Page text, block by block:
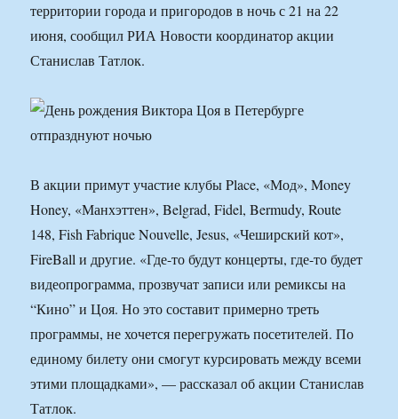
территории города и пригородов в ночь с 21 на 22
июня, сообщил РИА Новости координатор акции
Станислав Татлок.
В акции примут участие клубы Place, «Мод», Money
Honey, «Манхэттен», Belgrad, Fidel, Bermudy, Route
148, Fish Fabrique Nouvelle, Jesus, «Чеширский кот»,
FireBall и другие. «Где-то будут концерты, где-то будет
видеопрограмма, прозвучат записи или ремиксы на
“Кино” и Цоя. Но это составит примерно треть
программы, не хочется перегружать посетителей. По
единому билету они смогут курсировать между всеми
этими площадками», — рассказал об акции Станислав
Татлок.